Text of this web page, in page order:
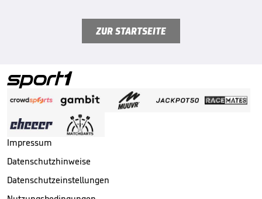
ZUR STARTSEITE
Impressum
Datenschutzhinweise
Datenschutzeinstellungen